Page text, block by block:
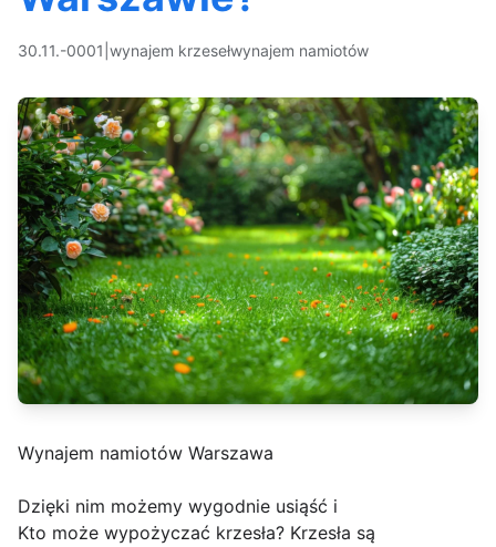
30.11.-0001 wynajem krzesełwynajem namiotów
Wynajem namiotów Warszawa
Dzięki nim możemy wygodnie usiąść i
Kto może wypożyczać krzesła? Krzesła są